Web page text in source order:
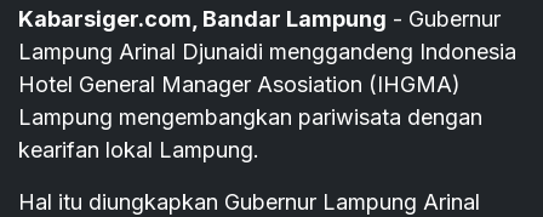
Kabarsiger.com, Bandar Lampung - Gubernur
Lampung Arinal Djunaidi menggandeng Indonesia
Hotel General Manager Asosiation (IHGMA)
Lampung mengembangkan pariwisata dengan
kearifan lokal Lampung.
Hal itu diungkapkan Gubernur Lampung Arinal